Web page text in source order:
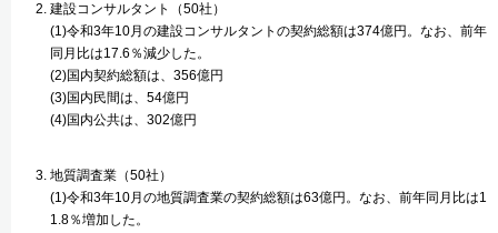
建設コンサルタント（50社）
(1)令和3年10月の建設コンサルタントの契約総額は374億円。なお、前年
同月比は17.6％減少した。
(2)国内契約総額は、356億円
(3)国内民間は、54億円
(4)国内公共は、302億円
地質調査業（50社）
(1)令和3年10月の地質調査業の契約総額は63億円。なお、前年同月比は1
1.8％増加した。